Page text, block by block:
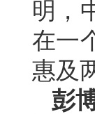
明，
在一
惠及
彭